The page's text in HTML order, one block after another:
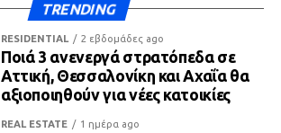
TRENDING
RESIDENTIAL 2 εβδομάδες ago
Ποιά 3 ανενεργά στρατόπεδα σε
Αττική, Θεσσαλονίκη και Αχαΐα θα
αξιοποιηθούν για νέες κατοικίες
REAL ESTATE 1 ημέρα ago